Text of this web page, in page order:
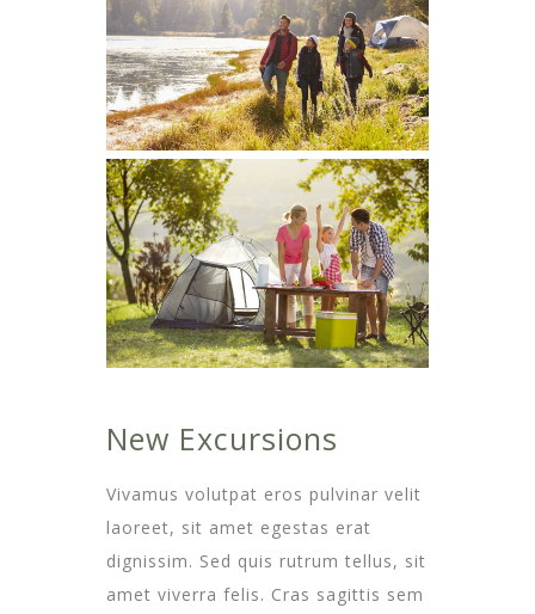
New Excursions
Vivamus volutpat eros pulvinar velit
laoreet, sit amet egestas erat
dignissim. Sed quis rutrum tellus, sit
amet viverra felis. Cras sagittis sem